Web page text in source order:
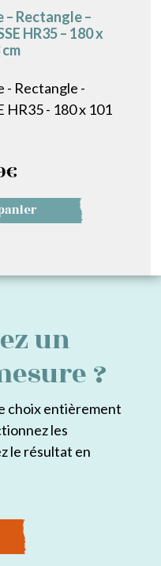
Rectangle –
HR35 – 180 x
- Rectangle -
HR35 - 180 x 101
€
un
?
choix entièrement
les
le résultat en